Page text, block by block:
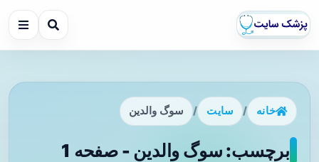
خانه / سایت / سوگ والدین
برچسب: سوگ والدین - صفحه 1